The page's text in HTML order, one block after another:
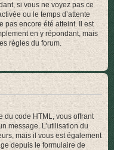
si vous ne voyez pas ce
ou le temps d’attente
pas encore été atteint. Il est
en y répondant, mais
règles du forum.
du code HTML, vous offrant
message. L’utilisation du
mais il vous est également
depuis le formulaire de